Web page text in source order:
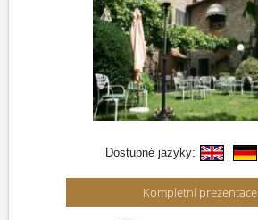
Dostupné jazyky:
Kompletní prezentace